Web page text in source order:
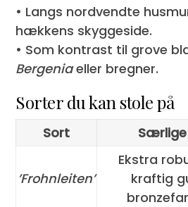
• Langs nordvendte
hækkens skyggeside.
• Som kontrast til grove
Bergeniaeller bregner.
Sorter du kan stole på
Sort
’Frohnleiten’
Ekstra
kraftig